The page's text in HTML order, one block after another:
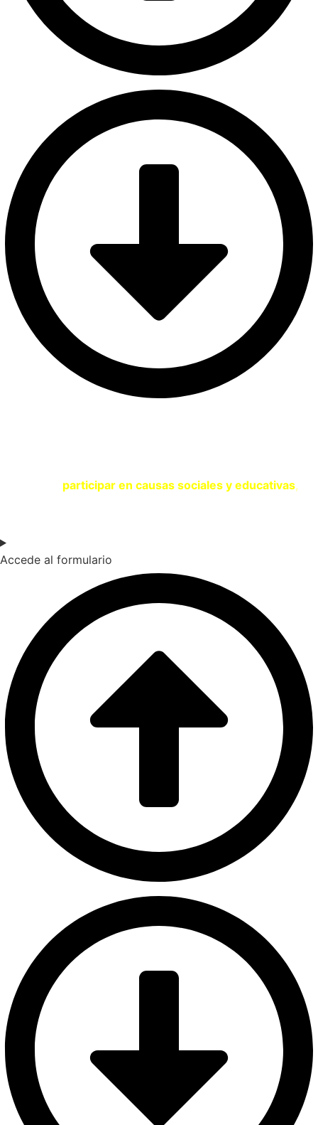
participar en causas sociales y educativas,
Accede al formulario